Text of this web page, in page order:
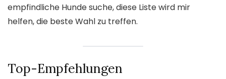
empfindliche Hunde suche, diese Liste wird mir
helfen, die beste Wahl zu treffen.
Top-Empfehlungen